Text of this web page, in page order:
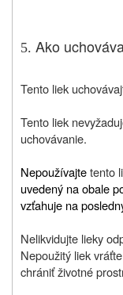
5. Ako
Tento liek
Tento liek
uchovávanie.
Nepoužívajtetento
uvedený na obale
vzťahuje na
Nelikvidujte lieky
Nepoužitý liek
chrániť životné